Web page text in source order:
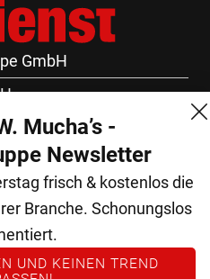
GmbH
Mucha’s -
Newsletter
frisch & kostenlos die
Branche. Schonungslos
UND KEINEN TREND